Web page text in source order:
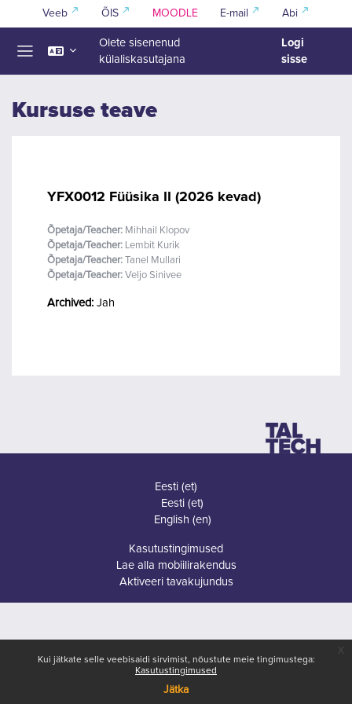
Jäta vahele peasisuni
Kui jätkate selle veebisaidi sirvimist, nõustute meie tingimustega:
Kasutustingimused
Jätka
Veeb ÕIS MOODLE E-mail Abi
Olete sisenenud
külaliskasutajana
Logi
sisse
Kursuse teave
YFX0012 Füüsika II (2026 kevad)
Õpetaja/Teacher: Mihhail Klopov
Õpetaja/Teacher: Lembit Kurik
Õpetaja/Teacher: Tanel Mullari
Õpetaja/Teacher: Veljo Sinivee
Archived: Jah
Eesti ‎(et)‎
Eesti ‎(et)‎
English ‎(en)‎
Kasutustingimused
Lae alla mobiilirakendus
Aktiveeri tavakujundus